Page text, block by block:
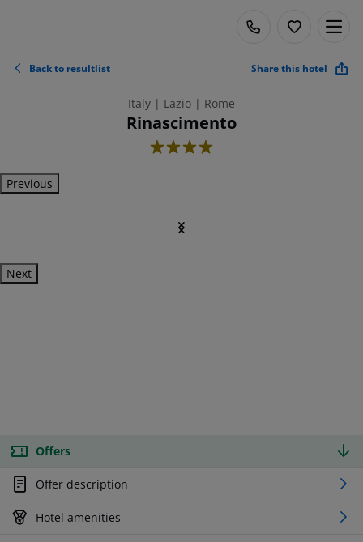
Back to resultlist Share this hotel
Italy | Lazio | Rome
Rinascimento
4
Previous
Next
Offers
Offer description
Hotel amenities